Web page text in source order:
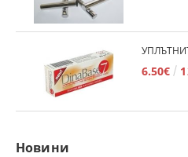
6.50€
Новини